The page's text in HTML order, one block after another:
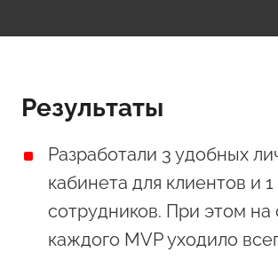
Результаты
Разработали 3 удобных
кабинета для клиентов и 1
сотрудников. При этом на
каждого MVP уходило